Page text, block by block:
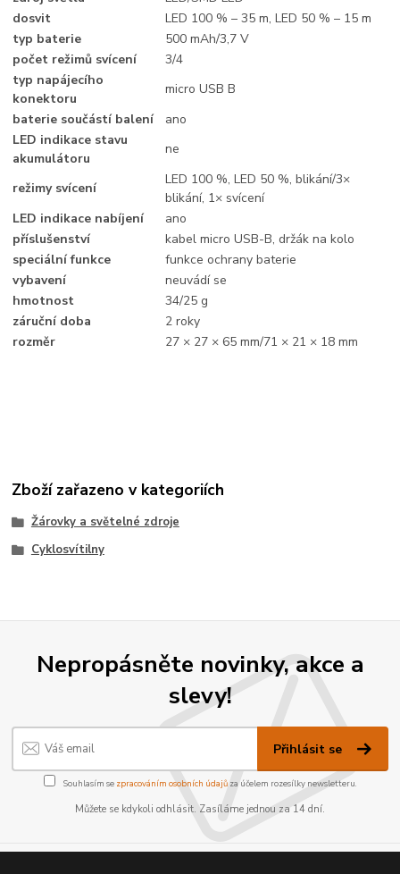
dosvit
LED 100 % – 35 m, LED 50 % – 15 m
typ baterie
500 mAh/3,7 V
počet režimů svícení
3/4
typ napájecího
konektoru
micro USB B
baterie součástí balení
ano
LED indikace stavu
akumulátoru
ne
režimy svícení
LED 100 %, LED 50 %, blikání/3×
blikání, 1× svícení
LED indikace nabíjení
ano
příslušenství
kabel micro USB-B, držák na kolo
speciální funkce
funkce ochrany baterie
vybavení
neuvádí se
hmotnost
34/25 g
záruční doba
2 roky
rozměr
27 × 27 × 65 mm/71 × 21 × 18 mm
Zboží zařazeno v kategoriích
Žárovky a světelné zdroje
Cyklosvítilny
Nepropásněte novinky, akce a
slevy!
Přihlásit se
Souhlasím se zpracováním osobních údajůza účelem rozesílky newsletteru.
Můžete se kdykoli odhlásit. Zasíláme jednou za 14 dní.